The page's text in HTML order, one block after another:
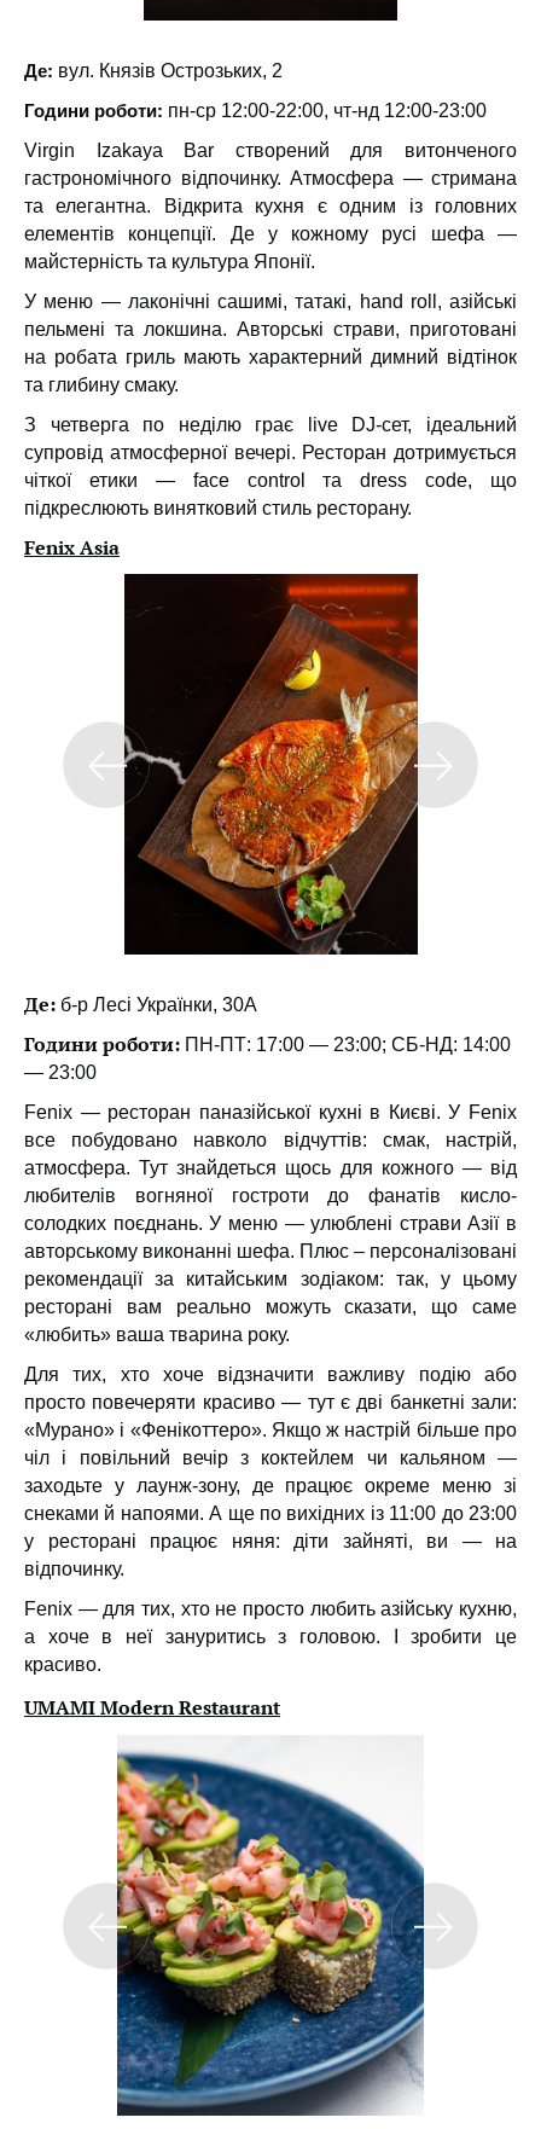
Де: вул. Князів Острозьких, 2
Години роботи: пн-ср 12:00-22:00, чт-нд 12:00-23:00
Virgin Izakaya Bar створений для витонченого
гастрономічного відпочинку. Атмосфера — стримана
та елегантна. Відкрита кухня є одним із головних
елементів концепції. Де у кожному русі шефа —
майстерність та культура Японії.
У меню — лаконічні сашимі, татакі, hand roll, азійські
пельмені та локшина. Авторські страви, приготовані
на робата гриль мають характерний димний відтінок
та глибину смаку.
З четверга по неділю грає live DJ-сет, ідеальний
супровід атмосферної вечері. Ресторан дотримується
чіткої етики — face control та dress code, що
підкреслюють винятковий стиль ресторану.
Fenix Asia
Де: б-р Лесі Українки, 30А
Години роботи: ПН-ПТ: 17:00 — 23:00; СБ-НД: 14:00
— 23:00
Fenix — ресторан паназійської кухні в Києві. У Fenix
все побудовано навколо відчуттів: смак, настрій,
атмосфера. Тут знайдеться щось для кожного — від
любителів вогняної гостроти до фанатів кисло-
солодких поєднань. У меню — улюблені страви Азії в
авторському виконанні шефа. Плюс – персоналізовані
рекомендації за китайським зодіаком: так, у цьому
ресторані вам реально можуть сказати, що саме
«любить» ваша тварина року.
Для тих, хто хоче відзначити важливу подію або
просто повечеряти красиво — тут є дві банкетні зали:
«Мурано» і «Фенікоттеро». Якщо ж настрій більше про
чіл і повільний вечір з коктейлем чи кальяном —
заходьте у лаунж-зону, де працює окреме меню зі
снеками й напоями. А ще по вихідних із 11:00 до 23:00
у ресторані працює няня: діти зайняті, ви — на
відпочинку.
Fenix — для тих, хто не просто любить азійську кухню,
а хоче в неї зануритись з головою. І зробити це
красиво.
UMAMI Modern Restaurant